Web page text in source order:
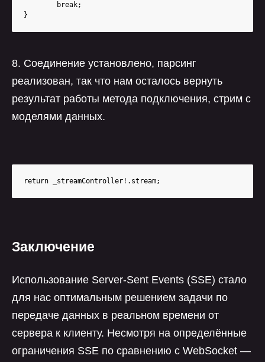
        break;
}
8. Соединение установлено, парсинг
реализован, так что нам осталось вернуть
результат работы метода подключения, стрим с
моделями данных.
return _streamController!.stream;
Заключение
Использование Server-Sent Events (SSE) стало
для нас оптимальным решением задачи по
передаче данных в реальном времени от
сервера к клиенту. Несмотря на определённые
ограничения SSE по сравнению с WebSocket —